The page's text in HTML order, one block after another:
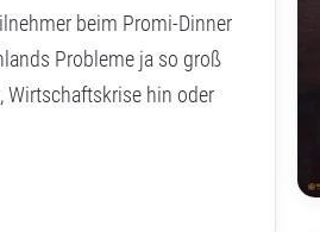
beim Promi-Dinner
Probleme ja so groß
Wirtschaftskrise hin oder